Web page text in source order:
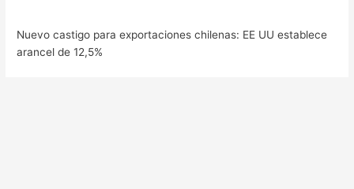
Nuevo castigo para exportaciones chilenas: EE UU establece
arancel de 12,5%